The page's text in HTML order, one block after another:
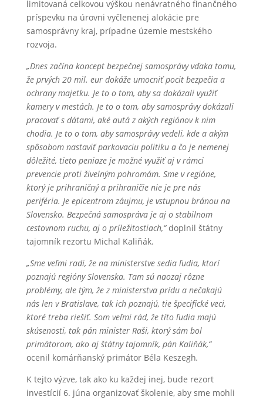
limitovaná celkovou výškou nenávratného finančného
príspevku na úrovni vyčlenenej alokácie pre
samosprávny kraj, prípadne územie mestského
rozvoja.
„Dnes začína koncept bezpečnej samosprávy vďaka tomu,
že prvých 20 mil. eur dokáže umocniť pocit bezpečia a
ochrany majetku. Je to o tom, aby sa dokázali využiť
kamery v mestách. Je to o tom, aby samosprávy dokázali
pracovať s dátami, aké autá z akých regiónov k nim
chodia. Je to o tom, aby samosprávy vedeli, kde a akým
spôsobom nastaviť parkovaciu politiku a čo je nemenej
dôležité, tieto peniaze je možné využiť aj v rámci
prevencie proti živelným pohromám. Sme v regióne,
ktorý je prihraničný a prihraničie nie je pre nás
periféria. Je epicentrom záujmu, je vstupnou bránou na
Slovensko. Bezpečná samospráva je aj o stabilnom
cestovnom ruchu, aj o príležitostiach,“doplnil štátny
tajomník rezortu Michal Kaliňák.
„Sme veľmi radi, že na ministerstve sedia ľudia, ktorí
poznajú regióny Slovenska. Tam sú naozaj rôzne
problémy, ale tým, že z ministerstva prídu a nečakajú
nás len v Bratislave, tak ich poznajú, tie špecifické veci,
ktoré treba riešiť. Som veľmi rád, že títo ľudia majú
skúsenosti, tak pán minister Raši, ktorý sám bol
primátorom, ako aj štátny tajomník, pán Kaliňák,“
ocenil komárňanský primátor Béla Keszegh.
K tejto výzve, tak ako ku každej inej, bude rezort
investícií 6. júna organizovať školenie, aby sme mohli